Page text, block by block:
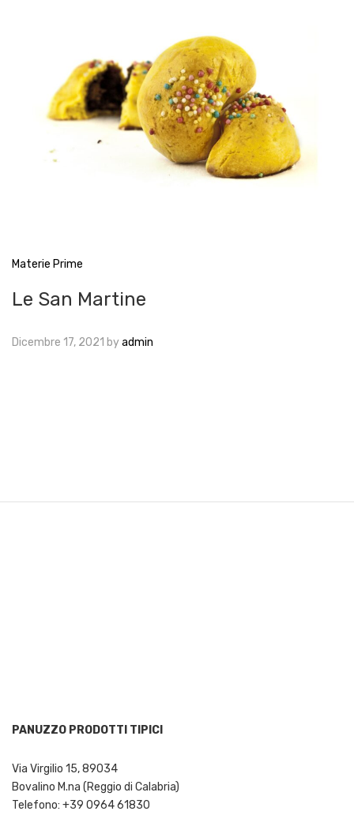
Materie Prime
Le San Martine
Dicembre 17, 2021 byadmin
PANUZZO PRODOTTI TIPICI
Via Virgilio 15, 89034
Bovalino M.na (Reggio di Calabria)
Telefono: +39 0964 61830